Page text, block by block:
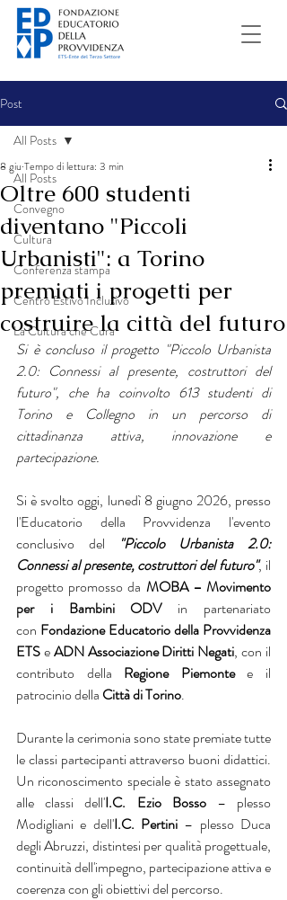
Post
All Posts
Convegno
Cultura
Conferenza stampa
Centro Estivo Inclusivo
La Cultura che Cura
All Posts
Oltre 600 studenti
diventano "Piccoli
Urbanisti": a Torino
premiati i progetti per
costruire la città del futuro
8 giu Tempo di lettura: 3 min
Si è concluso il progetto "Piccolo Urbanista
2.0: Connessi al presente, costruttori del
futuro", che ha coinvolto 613 studenti di
Torino e Collegno in un percorso di
cittadinanza attiva, innovazione e
partecipazione.
Si è svolto oggi, lunedì 8 giugno 2026, presso
l'Educatorio della Provvidenza l'evento
conclusivo del
"Piccolo Urbanista 2.0:
Connessi al presente, costruttori del futuro", il
progetto promosso da MOBA – Movimento
per i Bambini ODV in partenariato
con Fondazione Educatorio della Provvidenza
ETS e ADN Associazione Diritti Negati, con il
contributo della Regione Piemonte e il
patrocinio della Città di Torino.
Durante la cerimonia sono state premiate tutte
le classi partecipanti attraverso buoni didattici.
Un riconoscimento speciale è stato assegnato
alle classi dell'I.C. Ezio Bosso – plesso
Modigliani e dell'I.C. Pertini – plesso Duca
degli Abruzzi, distintesi per qualità progettuale,
continuità dell'impegno, partecipazione attiva e
coerenza con gli obiettivi del percorso.